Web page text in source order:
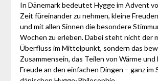
In Dänemark bedeutet Hygge im Advent
Zeit füreinander zu nehmen, kleine
und mit allen Sinnen die besondere
Wochen zu erleben. Dabei steht nicht der
Überfluss im Mittelpunkt, sondern das
Zusammensein, das Teilen von Wärme
Freude an den einfachen Dingen – ganz im